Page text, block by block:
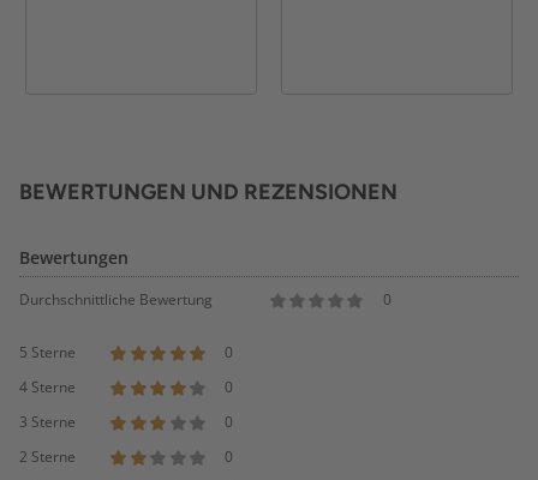
BEWERTUNGEN UND REZENSIONEN
Bewertungen
Durchschnittliche Bewertung 0
5 Sterne
0
4 Sterne
0
3 Sterne
0
2 Sterne
0